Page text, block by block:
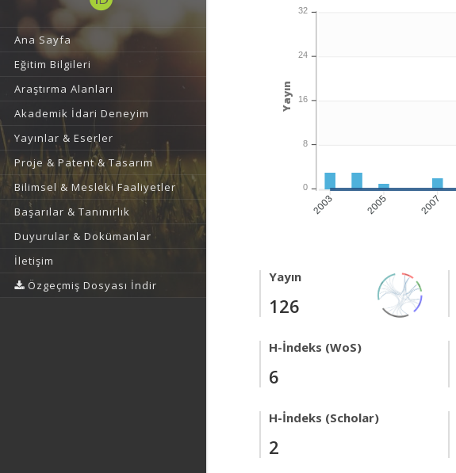
Ana Sayfa
Eğitim Bilgileri
Araştırma Alanları
Akademik İdari Deneyim
Yayınlar & Eserler
Proje & Patent & Tasarım
Bilimsel & Mesleki Faaliyetler
Başarılar & Tanınırlık
Duyurular & Dokümanlar
İletişim
Özgeçmiş Dosyası İndir
2003 2005 2007
32
24
16
8
0
Yayın
Yayın
126
H-İndeks (WoS)
6
H-İndeks (Scholar)
2